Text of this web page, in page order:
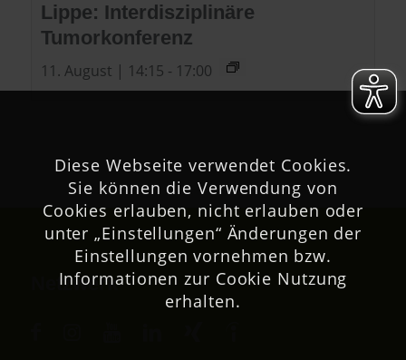
Lippe: Interdisziplinäre
Tumorkonferenz
11. August | 14:15 - 17:00
Netzwerk
Diese Webseite verwendet Cookies.
Sie können die Verwendung von
Cookies erlauben, nicht erlauben oder
unter „Einstellungen“ Änderungen der
Einstellungen vornehmen bzw.
Informationen zur Cookie Nutzung
erhalten.